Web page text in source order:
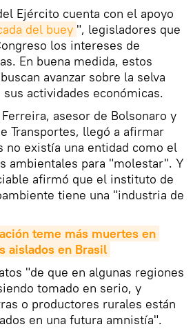
Ejército cuenta con el apoyo
del buey ", legisladores que
los intereses de
En buena medida, estos
avanzar sobre la selva
actividades económicas.
asesor de Bolsonaro y
Transportes, llegó a afirmar
no existía una entidad como el
ambientales para "molestar". Y
afirmó que el instituto de
tiene una "industria de
teme más muertes en
aislados en Brasil
"de que en algunas regiones
tomado en serio, y
o productores rurales están
en una futura amnistía".